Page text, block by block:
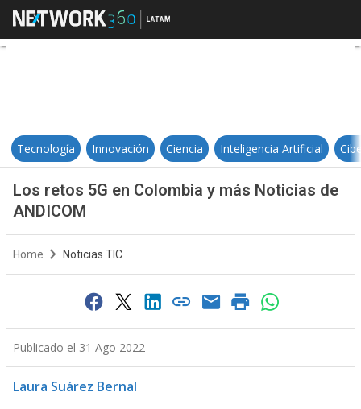
Los retos 5G en Colombia y más
Tecnología Innovación Ciencia Inteligencia Artificial
Los retos 5G en Colombia y más Noticias de
ANDICOM
Home Noticias TIC
Publicado el 31 Ago 2022
Laura Suárez Bernal